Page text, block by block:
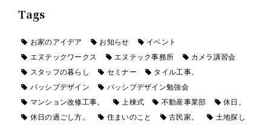
Tags
お家のアイデア お知らせ
イベント
エヌテックワークス
エヌテック事務所
カメラ講習会
スタッフの暮らし
セミナー
タイル工事。
パッシブデザイン
パッシブデザイン勉強会
マンション改修工事。
上棟式 不動産事業部
休日。
休日の過ごし方。
住まいのこと 古民家。
土地探し